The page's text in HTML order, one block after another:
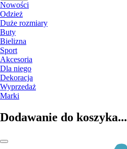
Nowości
Odzież
Duże rozmiary
Buty
Bielizna
Sport
Akcesoria
Dla niego
Dekoracja
Wyprzedaż
Marki
Dodawanie do koszyka...